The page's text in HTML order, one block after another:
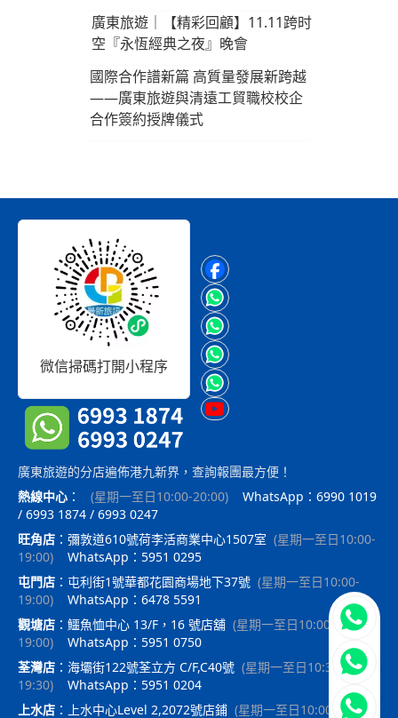
廣東旅遊｜【精彩回顧】11.11跨时
空『永恆經典之夜』晚會
國際合作譜新篇 高質量發展新跨越
——廣東旅遊與清遠工貿職校校企
合作簽約授牌儀式
微信掃碼打開小程序
廣東旅遊的分店遍佈港九新界，查詢報團最方便！
熱線中心 ： (星期一至日10:00-20:00)
WhatsApp：6990 1019
/ 6993 1874 / 6993 0247
旺角店 ： 彌敦道610號荷李活商業中心1507室 (星期一至日10:00-
19:00)
WhatsApp：5951 0295
屯門店 ： 屯利街1號華都花園商場地下37號 (星期一至日10:00-
19:00)
WhatsApp：6478 5591
觀塘店 ： 鱷魚恤中心 13/F，16 號店舖 (星期一至日10:00-
19:00)
WhatsApp：5951 0750
荃灣店 ： 海壩街122號荃立方 C/F,C40號 (星期一至日10:30-
19:30)
WhatsApp：5951 0204
上水店 ： 上水中心Level 2,2072號店鋪 (星期一至日10:00-
立即